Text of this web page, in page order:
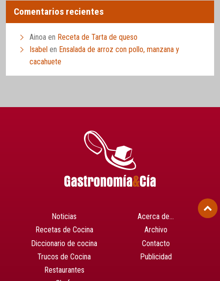
Comentarios recientes
Ainoa en Receta de Tarta de queso
Isabel en Ensalada de arroz con pollo, manzana y
cacahuete
Noticias
Recetas de Cocina
Diccionario de cocina
Trucos de Cocina
Restaurantes
Acerca de…
Archivo
Contacto
Publicidad